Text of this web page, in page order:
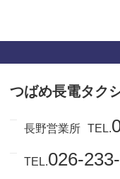
つばめ長電タク
長野営業所 TEL.
TEL.026-